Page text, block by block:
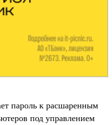
пароль к расшаренным
под управлением